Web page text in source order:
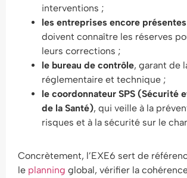
interventions ;
les entreprises encore
doivent connaître les réserves
leurs corrections ;
le bureau de contrôle, garant de
réglementaire et technique ;
le coordonnateur SPS (Sécurité
de la Santé), qui veille à la
risques et à la sécurité sur le
Concrètement, l’EXE6 sert de
le planning global, vérifier la